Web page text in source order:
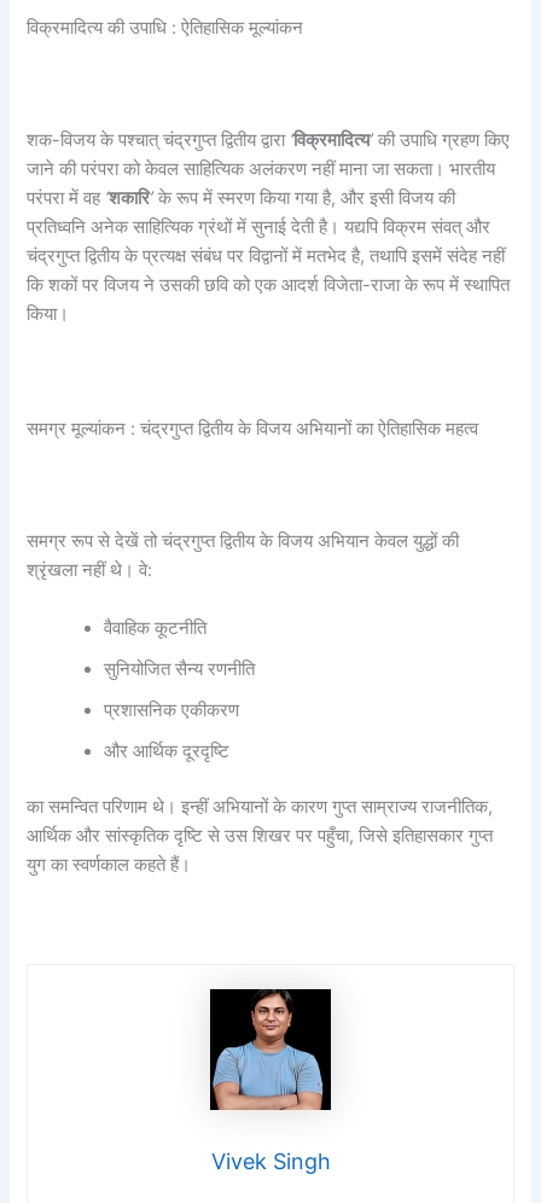
विक्रमादित्य की उपाधि : ऐतिहासिक मूल्यांकन
शक-विजय के पश्चात् चंद्रगुप्त द्वितीय द्वारा ‘विक्रमादित्य’ की उपाधि ग्रहण किए
जाने की परंपरा को केवल साहित्यिक अलंकरण नहीं माना जा सकता। भारतीय
परंपरा में वह ‘शकारि’ के रूप में स्मरण किया गया है, और इसी विजय की
प्रतिध्वनि अनेक साहित्यिक ग्रंथों में सुनाई देती है। यद्यपि विक्रम संवत् और
चंद्रगुप्त द्वितीय के प्रत्यक्ष संबंध पर विद्वानों में मतभेद है, तथापि इसमें संदेह नहीं
कि शकों पर विजय ने उसकी छवि को एक आदर्श विजेता-राजा के रूप में स्थापित
किया।
समग्र मूल्यांकन : चंद्रगुप्त द्वितीय के विजय अभियानों का ऐतिहासिक महत्व
समग्र रूप से देखें तो चंद्रगुप्त द्वितीय के विजय अभियान केवल युद्धों की
श्रृंखला नहीं थे। वे:
वैवाहिक कूटनीति
सुनियोजित सैन्य रणनीति
प्रशासनिक एकीकरण
और आर्थिक दूरदृष्टि
का समन्वित परिणाम थे। इन्हीं अभियानों के कारण गुप्त साम्राज्य राजनीतिक,
आर्थिक और सांस्कृतिक दृष्टि से उस शिखर पर पहुँचा, जिसे इतिहासकार गुप्त
युग का स्वर्णकाल कहते हैं।
Vivek Singh